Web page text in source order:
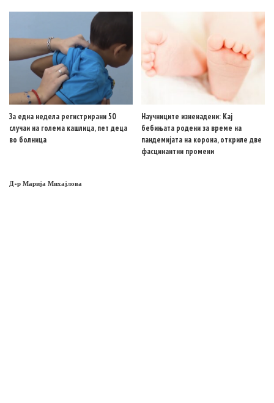
За една недела регистрирани 50
случаи на голема кашлица, пет деца
во болница
Научниците изненадени: Кај
бебињата родени за време на
пандемијата на корона, откриле две
фасцинантни промени
Д-р Марија Михајлова